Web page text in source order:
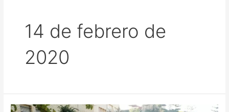
14 de febrero de
2020
PADRINOS